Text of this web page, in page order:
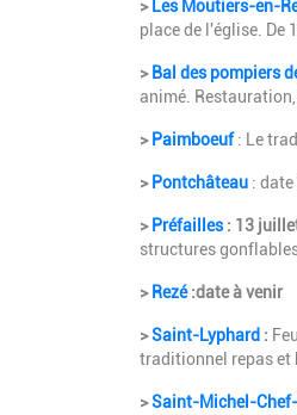
> Les Moutiers-en-
place de l'église. De
> Bal des pompiers
animé.
> Paimboeuf: Le
> Pontchâteau :
> Préfailles: 13
structures
> Rezé:date à venir
>Saint-Lyphard :
traditionnel repas et
>Saint-Michel-